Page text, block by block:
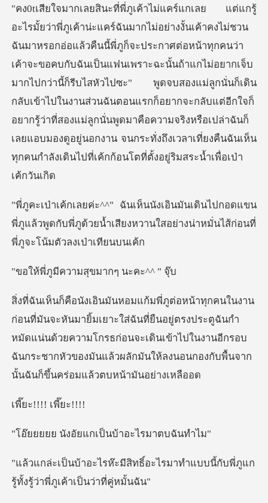
้าจะขอคบกับฉันเป็นแฟนเพราะฉะนั้นถ้าแกไม่อยากเจ็บ
มากไปกว่านี้ก็รีบไสหัวไปซะ" พูดจบสองแม่ลูกนั่นก็เดิน
กลับเข้าไปในงานส่วนฉันตอนแรกก็อยากจะกลับแต่อีกใจก็
อยากรู้ว่าที่ส
กอดแขน
พี่ภูแล้วพูดกับพี่ภูด้วยน้ำเสียงหวานใสอย่าง
ความสุขมากๆ น
ส่ฉันที่ยืนอยู่ตรงประตูฉันกำ
หมัดแน่นด้วยความโกรธก่อนจะเดินเข้าไปในงานอีกรอบ
ฉันกระชาก
!!! เพี
อัยแกเป็นบ้าอ
ะไรมาทำแบบนี้กับพี่ภูแก
รู้ทั้งรู้